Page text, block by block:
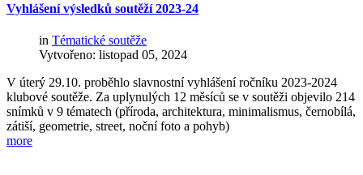
Vyhlášení výsledků soutěží 2023-24
in Tématické soutěže
Vytvořeno: listopad 05, 2024
V úterý 29.10. proběhlo slavnostní vyhlášení ročníku 2023-2024
klubové soutěže. Za uplynulých 12 měsíců se v soutěži objevilo 214
snímků v 9 tématech (příroda, architektura, minimalismus, černobílá,
zátiší, geometrie, street, noční foto a pohyb)
more